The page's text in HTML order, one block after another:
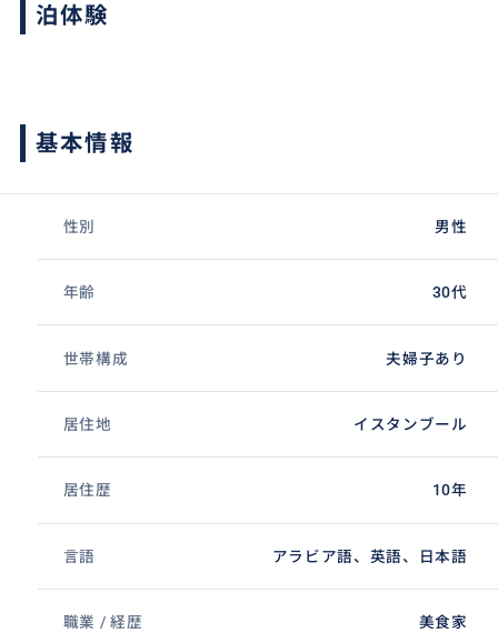
泊体験
基本情報
性別 男性
年齢 30代
世帯構成 夫婦子あり
居住地 イスタンブール
居住歴 10年
言語 アラビア語、英語、日本語
職業 / 経歴 美食家